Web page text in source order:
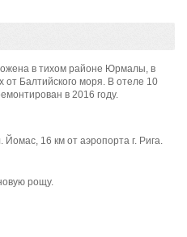
в тихом районе Юрмалы, в
от Балтийского моря. В отеле 10
в 2016 году.
16 км от аэропорта г. Рига.
рощу.